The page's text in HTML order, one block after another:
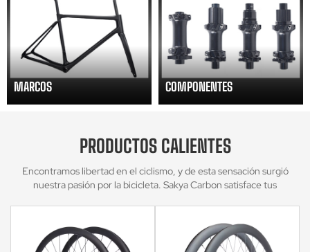
MARCOS COMPONENTES
PRODUCTOS CALIENTES
Encontramos libertad en el ciclismo, y de esta sensación surgió
nuestra pasión por la bicicleta. Sakya Carbon satisface tus